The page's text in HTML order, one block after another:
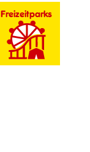
Freizeitparks